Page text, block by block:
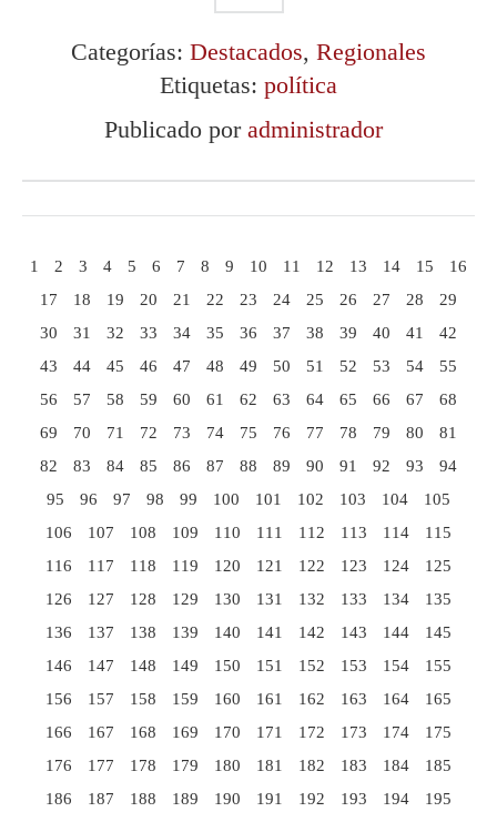
Categorías: Destacados, Regionales
Etiquetas: política
Publicado por administrador
1 2 3 4 5 6 7 8 9 10 11 12 13 14 15
16
17
18 19 20 21 22 23 24 25 26 27 28
29
30
31 32 33 34 35 36 37 38 39 40 41
42
43
44 45 46 47 48 49 50 51 52 53 54
55
56
57 58 59 60 61 62 63 64 65 66 67
68
69
70 71 72 73 74 75 76 77 78 79 80
81
82
83 84 85 86 87 88 89 90 91 92 93
94
95
96 97 98 99 100 101 102 103 104
105
106
107 108 109 110 111 112 113 114
115
116
117 118 119 120 121 122 123 124
125
126
127 128 129 130 131 132 133 134
135
136
137 138 139 140 141 142 143 144
145
146
147 148 149 150 151 152 153 154
155
156
157 158 159 160 161 162 163 164
165
166
167 168 169 170 171 172 173 174
175
176
177 178 179 180 181 182 183 184
185
186
187 188 189 190 191 192 193 194
195